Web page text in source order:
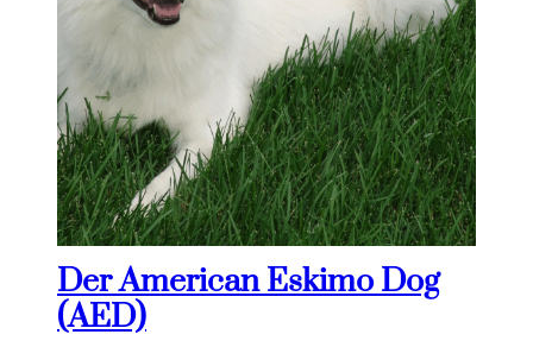
Der American Eskimo Dog
(AED)